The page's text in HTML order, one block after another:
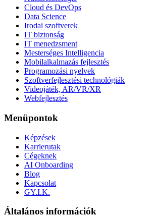
Cloud és DevOps
Data Science
Irodai szoftverek
IT biztonság
IT menedzsment
Mesterséges Intelligencia
Mobilalkalmazás fejlesztés
Programozási nyelvek
Szoftverfejlesztési technológiák
Videojáték, AR/VR/XR
Webfejlesztés
Menüpontok
Képzések
Karrierutak
Cégeknek
AI Onboarding
Blog
Kapcsolat
GY.I.K.
Általános információk